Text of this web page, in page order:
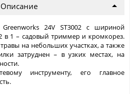
Описание
24V ST3002 с шириной
в 1 – садовый триммер и кромкорез.
на небольших участках, а также
затруднен – в узких местах, на
инструменту, его главное